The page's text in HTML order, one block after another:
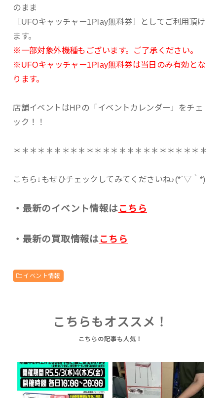
のまま
［UFOキャッチャー1Play無料券］としてご利用頂け
ます。
※一部対象外機種もございます。ご了承ください。
※UFOキャッチャー1Play無料券は当日のみ有効とな
ります。
店舗イベントはHPの「イベントカレンダー」をチェ
ック！！
＊＊＊＊＊＊＊＊＊＊＊＊＊＊＊＊＊＊＊＊＊＊＊＊
こちら↓もぜひチェックしてみてくださいね♪(*´▽｀*)
・最新のイベント情報はこちら
・最新の買取情報はこちら
イベント情報
こちらもオススメ！